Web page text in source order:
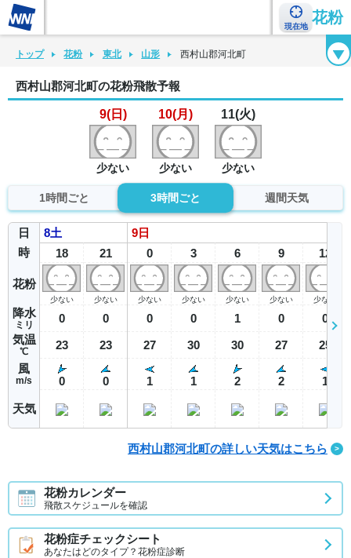
現在地
花粉
花粉カレンダー 花粉図鑑 花粉症チェックシート 花粉症ハンドブック
トップ 花粉 東北 山形 西村山郡河北町
西村山郡河北町の花粉飛散予報
9(日)
少ない
10(月)
少ない
11(火)
少ない
1時間ごと 3時間ごと 週間天気
日
時
花粉
降水
ミリ
気温
℃
風
m/s
天気
8土
18
少ない
0
23
0
21
少ない
0
23
0
9 日
0
少ない
0
27
1
3
少ない
0
30
1
6
少ない
1
30
2
9
少ない
0
27
2
12
少ない
0
25
1
西村山郡河北町の詳しい天気はこちら
花粉カレンダー
飛散スケジュールを確認
花粉症チェックシート
あなたはどのタイプ？花粉症診断